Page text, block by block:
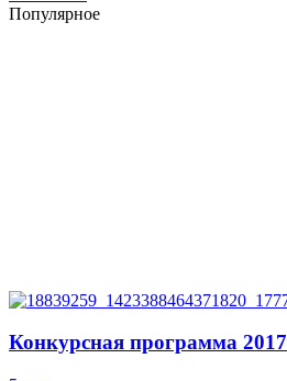
Популярное
Конкурсная программа 2017